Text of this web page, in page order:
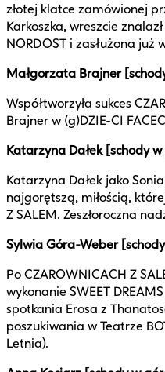
złotej klatce zamówionej
Karkoszka, wreszcie
NORDOST i zasłużona już
Małgorzata Brajner
Współtworzyła sukces
Brajner w (g)DZIE-CI
Katarzyna Dałek [schody w
Katarzyna Dałek jako
najgorętszą, miłością,
Z SALEM. Zeszłoroczna
Sylwia Góra-Weber
Po CZAROWNICACH Z
wykonanie SWEET
spotkania Erosa z
poszukiwania w Teatrze
Letnia).